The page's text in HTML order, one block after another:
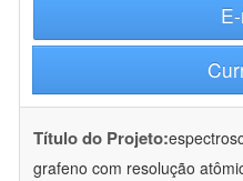
Título do Projeto:
grafeno com resolução